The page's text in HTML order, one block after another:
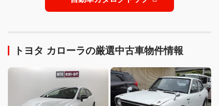
トヨタ カローラの厳選中古車物件情報